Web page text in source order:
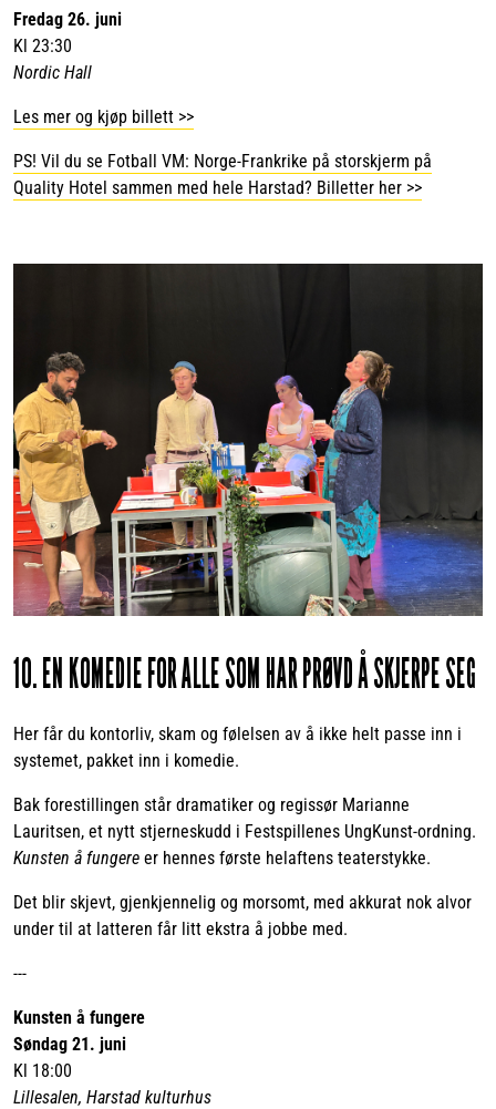
Fredag 26. juni
Kl 23:30
Nordic Hall
Les mer og kjøp billett >>
PS! Vil du se Fotball VM: Norge-Frankrike på storskjerm på
Quality Hotel sammen med hele Harstad? Billetter her >>
10. EN KOMEDIE FOR ALLE SOM HAR PRØVD Å SKJERPE SEG
Her får du kontorliv, skam og følelsen av å ikke helt passe inn i
systemet, pakket inn i komedie.
Bak forestillingen står dramatiker og regissør Marianne
Lauritsen, et nytt stjerneskudd i Festspillenes UngKunst-ordning.
Kunsten å fungere er hennes første helaftens teaterstykke.
Det blir skjevt, gjenkjennelig og morsomt, med akkurat nok alvor
under til at latteren får litt ekstra å jobbe med.
---
Kunsten å fungere
Søndag 21. juni
Kl 18:00
Lillesalen, Harstad kulturhus